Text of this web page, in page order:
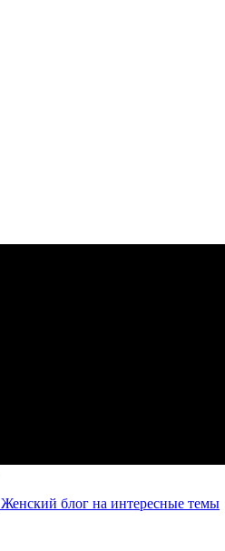
Женский блог на интересные темы